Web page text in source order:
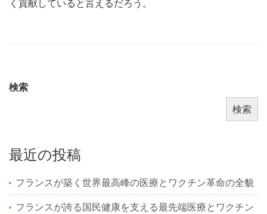
く貢献していると言えるだろう。
検索
検索
最近の投稿
フランスが築く世界最高峰の医療とワクチン革命の全貌
フランスが誇る国民健康を支える最先端医療とワクチン